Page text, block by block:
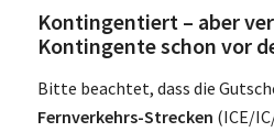
Kontingentiert – aber
Kontingente schon vor
Bitte beachtet, dass die
Fernverkehrs-Strecken (ICE/